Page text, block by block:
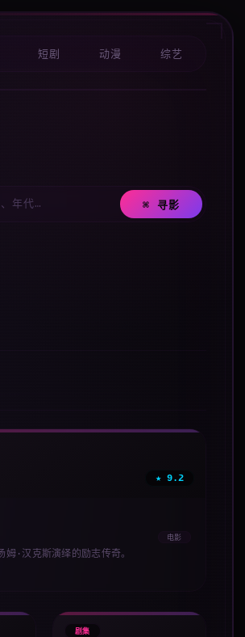
短剧 动漫 综艺
⌘ 寻影
★ 9.2
电影
·汉克斯演绎的励志传奇。
剧集